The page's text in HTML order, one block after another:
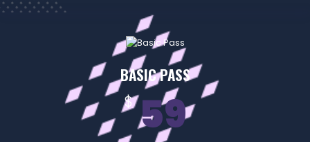
BASIC PASS
$59